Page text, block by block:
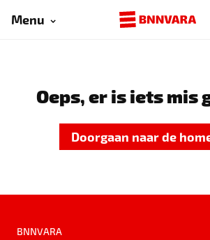
Menu
Oeps, er is iets mis
Doorgaan naar de
BNNVARA